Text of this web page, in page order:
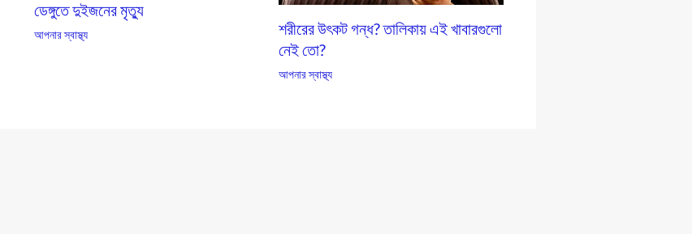
ডেঙ্গুতে দুইজনের মৃত্যু
আপনার স্বাস্থ্য
শরীরের উৎকট গন্ধ? তালিকায় এই খাবারগুলো
নেই তো?
আপনার স্বাস্থ্য